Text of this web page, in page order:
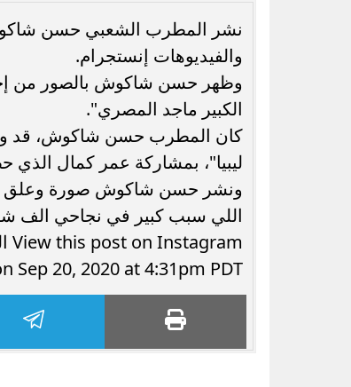
نشر المطرب الشعبي حسن
والفيديوهات إنستجرام.
وظهر حسن شاكوش بالصور من
الكبير ماجد المصري".
كان المطرب حسن شاكوش، قد
ليبيا"، بمشاركة عمر كمال
ونشر حسن شاكوش صورة وعلق
اللي سبب كبير في نجاحي الف
Sep 20, 2020 at 4:31pm PDT
شاكيرا تعيد أشهر صورها من 1997.. لقطة
قديمة تعود بالتزامن مع الحديث...
«شبهي